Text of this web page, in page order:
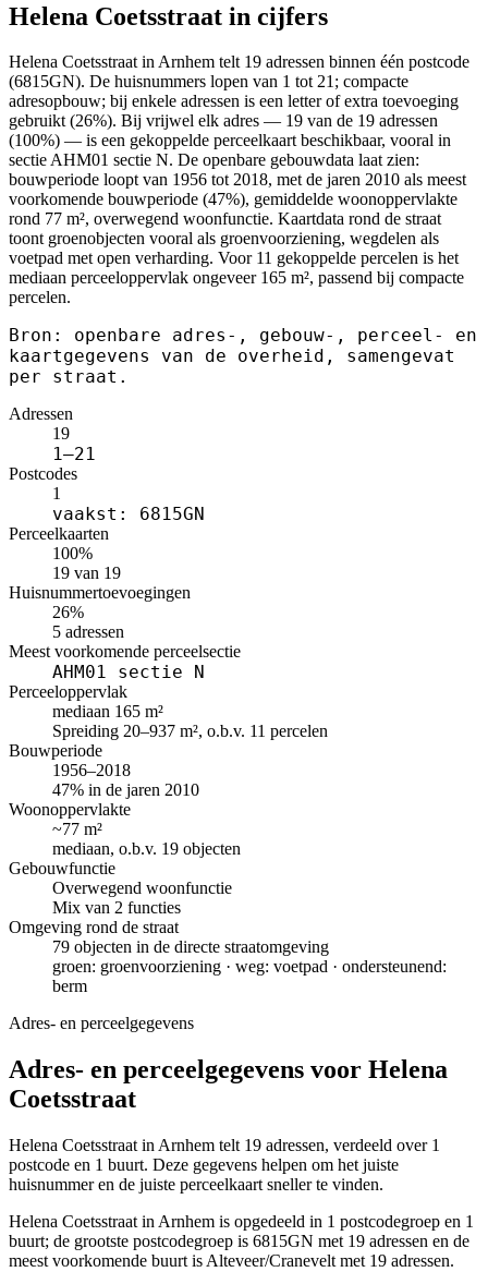
Helena Coetsstraat in cijfers
Helena Coetsstraat in Arnhem telt 19 adressen binnen één postcode
(6815GN). De huisnummers lopen van 1 tot 21; compacte
adresopbouw; bij enkele adressen is een letter of extra toevoeging
gebruikt (26%). Bij vrijwel elk adres — 19 van de 19 adressen
(100%) — is een gekoppelde perceelkaart beschikbaar, vooral in
sectie AHM01 sectie N. De openbare gebouwdata laat zien:
bouwperiode loopt van 1956 tot 2018, met de jaren 2010 als meest
voorkomende bouwperiode (47%), gemiddelde woonoppervlakte
rond 77 m², overwegend woonfunctie. Kaartdata rond de straat
toont groenobjecten vooral als groenvoorziening, wegdelen als
voetpad met open verharding. Voor 11 gekoppelde percelen is het
mediaan perceeloppervlak ongeveer 165 m², passend bij compacte
percelen.
Bron: openbare adres-, gebouw-, perceel- en
kaartgegevens van de overheid, samengevat
per straat.
Adressen
19
1–21
Postcodes
1
vaakst: 6815GN
Perceelkaarten
100%
19 van 19
Huisnummertoevoegingen
26%
5 adressen
Meest voorkomende perceelsectie
AHM01 sectie N
Perceeloppervlak
mediaan 165 m²
Spreiding 20–937 m², o.b.v. 11 percelen
Bouwperiode
1956–2018
47% in de jaren 2010
Woonoppervlakte
~77 m²
mediaan, o.b.v. 19 objecten
Gebouwfunctie
Overwegend woonfunctie
Mix van 2 functies
Omgeving rond de straat
79 objecten in de directe straatomgeving
groen: groenvoorziening · weg: voetpad · ondersteunend:
berm
Adres- en perceelgegevens
Adres- en perceelgegevens voor Helena
Coetsstraat
Helena Coetsstraat in Arnhem telt 19 adressen, verdeeld over 1
postcode en 1 buurt. Deze gegevens helpen om het juiste
huisnummer en de juiste perceelkaart sneller te vinden.
Helena Coetsstraat in Arnhem is opgedeeld in 1 postcodegroep en 1
buurt; de grootste postcodegroep is 6815GN met 19 adressen en de
meest voorkomende buurt is Alteveer/Cranevelt met 19 adressen.